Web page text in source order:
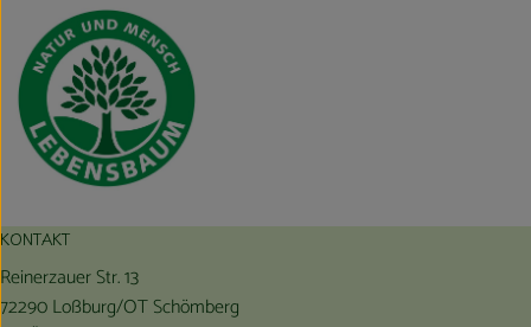
KONTAKT
Reinerzauer Str. 13
72290 Loßburg/OT Schömberg